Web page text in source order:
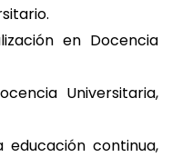
en Docencia
Universitaria,
continua,